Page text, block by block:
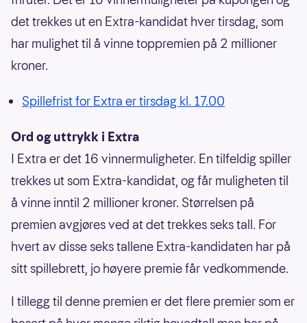
det trekkes ut en Extra-kandidat hver tirsdag, som
har mulighet til å vinne toppremien på 2 millioner
kroner.
Spillefrist for Extra er tirsdag kl. 17.00
Ord og uttrykk i Extra
I Extra er det 16 vinnermuligheter. En tilfeldig spiller
trekkes ut som Extra-kandidat, og får muligheten til
å vinne inntil 2 millioner kroner. Størrelsen på
premien avgjøres ved at det trekkes seks tall. For
hvert av disse seks tallene Extra-kandidaten har på
sitt spillebrett, jo høyere premie får vedkommende.
I tillegg til denne premien er det flere premier som er